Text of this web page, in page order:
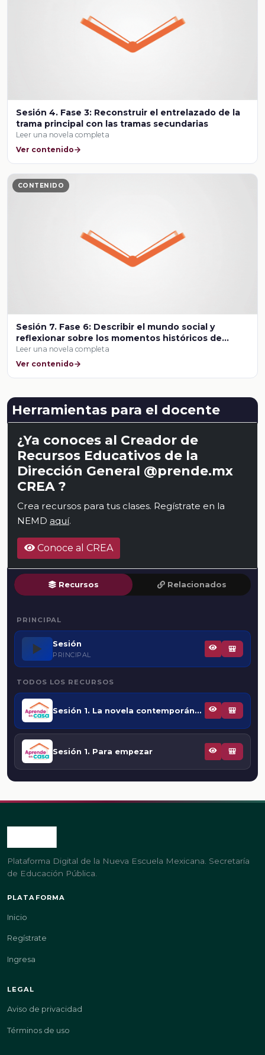
Sesión 4. Fase 3: Reconstruir el entrelazado de la
trama principal con las tramas secundarias
Leer una novela completa
Ver contenido
CONTENIDO
Sesión 7. Fase 6: Describir el mundo social y
reflexionar sobre los momentos históricos de
referencia
Leer una novela completa
Ver contenido
Herramientas para el docente
¿Ya conoces al Creador de
Recursos Educativos de la
Dirección General @prende.mx
CREA ?
Crea recursos para tus clases. Regístrate en la
NEMD aquí.
Conoce al CREA
Recursos Relacionados
PRINCIPAL
▶️ Sesión
PRINCIPAL
🎒
TODOS LOS RECURSOS
Sesión 1. La novela contemporánea y el público joven 🎒
Sesión 1. Para empezar 🎒
Plataforma Digital de la Nueva Escuela Mexicana. Secretaría
de Educación Pública.
PLATAFORMA
Inicio
Regístrate
Ingresa
LEGAL
Aviso de privacidad
Términos de uso